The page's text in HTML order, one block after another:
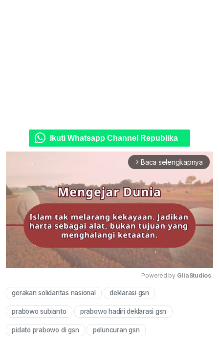
Ikuti Whatsapp Channel Republika
arrow_forward_ios Baca selengkapnya
Powered by GliaStudios
gerakan solidaritas nasional deklarasi gsn
prabowo subianto prabowo hadiri deklarasi gsn
pidato prabowo di gsn peluncuran gsn